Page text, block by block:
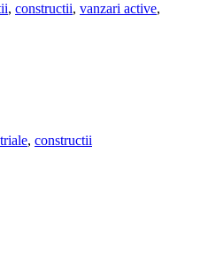
, constructii, vanzari active,
, constructii